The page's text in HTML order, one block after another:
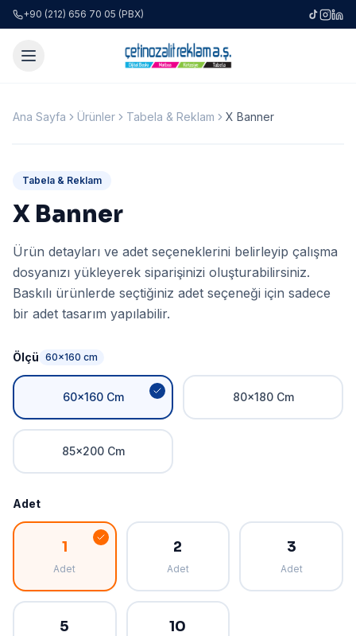
+90 (212) 656 70 05 (PBX)
Ana Sayfa Ürünler Tabela & Reklam X Banner
Tabela & Reklam
X Banner
Ürün detayları ve adet seçeneklerini belirleyip çalışma
dosyanızı yükleyerek siparişinizi oluşturabilirsiniz.
Baskılı ürünlerde seçtiğiniz adet seçeneği için sadece
bir adet tasarım yapılabilir.
Ölçü 60x160 cm
60x160 Cm 80x180 Cm
85x200 Cm
Adet
1
Adet
2
Adet
3
Adet
5 10